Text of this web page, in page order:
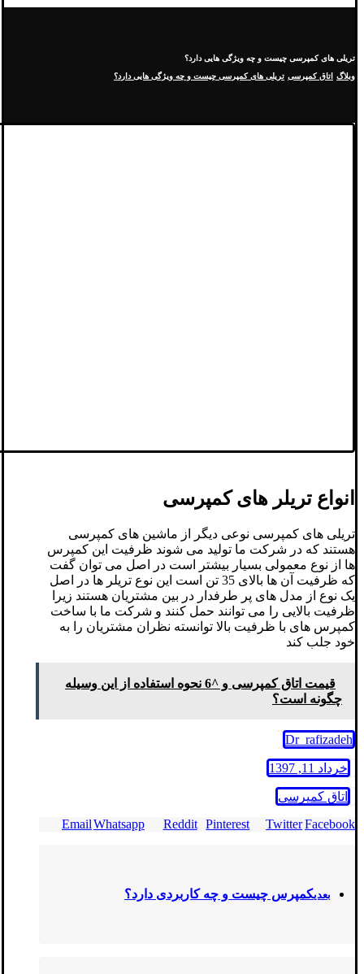
تریلی های کمپرسی چیست و چه ویژگی هایی دارد؟
وبلاگ اتاق کمپرسی تریلی های کمپرسی چیست و چه ویژگی هایی دارد؟
انواع تریلر های کمپرسی
تریلی های کمپرسی نوعی دیگر از ماشین های کمپرسی
هستند که در شرکت ما تولید می شوند ظرفیت این کمپرس
ها از نوع معمولی بسیار بیشتر است در اصل می توان گفت
که ظرفیت آن ها بالای 35 تن است این نوع تریلر ها در اصل
یک نوع از مدل های پر طرفدار در بین مشتریان هستند زیرا
ظرفیت بالایی را می توانند حمل کنند و شرکت ما با ساخت
کمپرس های با ظرفیت بالا توانسته نظران مشتریان را به
خود جلب کند
قیمت اتاق کمپرسی و ^6 نحوه استفاده از این وسیله
چگونه است؟
Dr_rafizadeh
خرداد 11, 1397
اتاق کمپرسی
Facebook
Twitter
Pinterest
Reddit
Whatsapp
Email
بعدیکمپرس چیست و چه کاربردی دارد؟